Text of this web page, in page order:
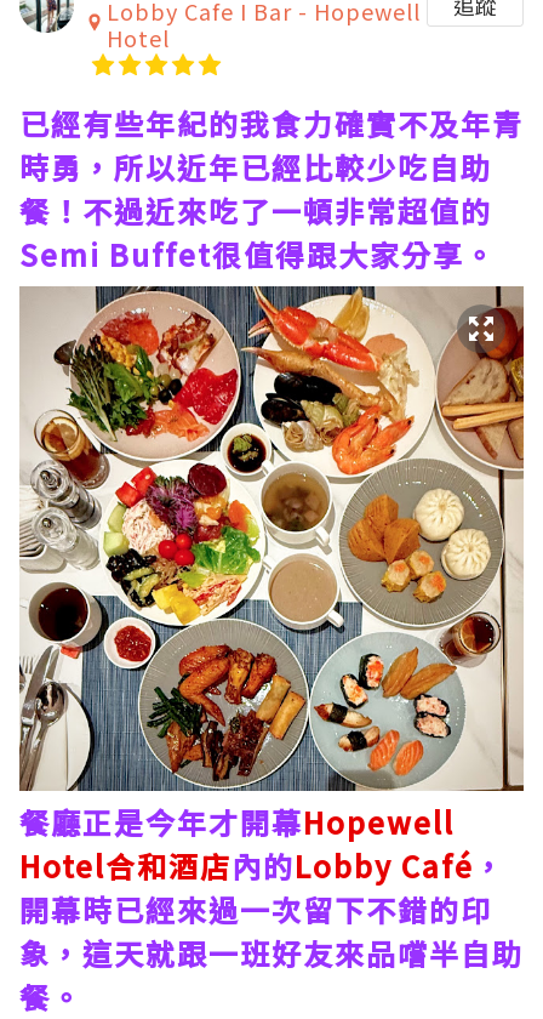
Lobby Cafe I Bar - Hopewell
Hotel
已經有些年紀的我食力確實不及年青
時勇，所以近年已經比較少吃自助
餐！不過近來吃了一頓非常超值的
Semi Buffet很值得跟大家分享。
餐廳正是今年才開幕Hopewell
Hotel合和酒店內的Lobby Café ，
開幕時已經來過一次留下不錯的印
象，這天就跟一班好友來品嚐半自助
餐。